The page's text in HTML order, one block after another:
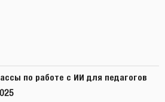
по работе с ИИ для педагогов